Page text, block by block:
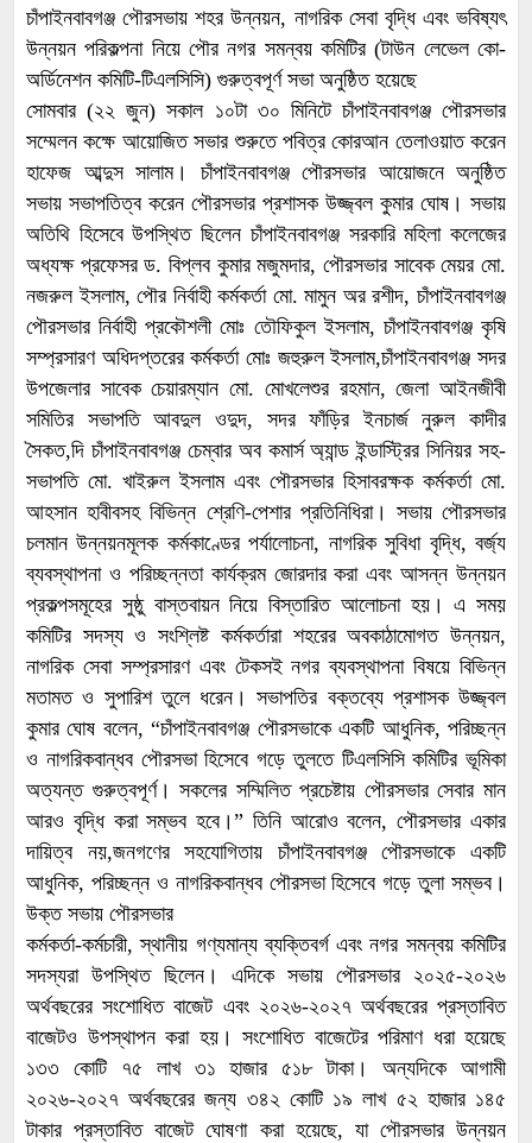
চাঁপাইনবাবগঞ্জ পৌরসভায় শহর উন্নয়ন, নাগরিক সেবা বৃদ্ধি এবং ভবিষ্যৎ
উন্নয়ন পরিকল্পনা নিয়ে পৌর নগর সমন্বয় কমিটির (টাউন লেভেল কো-
অর্ডিনেশন কমিটি-টিএলসিসি) গুরুত্বপূর্ণ সভা অনুষ্ঠিত হয়েছে
সোমবার (২২ জুন) সকাল ১০টা ৩০ মিনিটে চাঁপাইনবাবগঞ্জ পৌরসভার
সম্মেলন কক্ষে আয়োজিত সভার শুরুতে পবিত্র কোরআন তেলাওয়াত করেন
হাফেজ আব্দুস সালাম। চাঁপাইনবাবগঞ্জ পৌরসভার আয়োজনে অনুষ্ঠিত
সভায় সভাপতিত্ব করেন পৌরসভার প্রশাসক উজ্জ্বল কুমার ঘোষ। সভায়
অতিথি হিসেবে উপস্থিত ছিলেন চাঁপাইনবাবগঞ্জ সরকারি মহিলা কলেজের
অধ্যক্ষ প্রফেসর ড. বিপ্লব কুমার মজুমদার, পৌরসভার সাবেক মেয়র মো.
নজরুল ইসলাম, পৌর নির্বাহী কর্মকর্তা মো. মামুন অর রশীদ, চাঁপাইনবাবগঞ্জ
পৌরসভার নির্বাহী প্রকৌশলী মোঃ তৌফিকুল ইসলাম, চাঁপাইনবাবগঞ্জ কৃষি
সম্প্রসারণ অধিদপ্তরের কর্মকর্তা মোঃ জহুরুল ইসলাম,চাঁপাইনবাবগঞ্জ সদর
উপজেলার সাবেক চেয়ারম্যান মো. মোখলেশুর রহমান, জেলা আইনজীবী
সমিতির সভাপতি আবদুল ওদুদ, সদর ফাঁড়ির ইনচার্জ নুরুল কাদীর
সৈকত,দি চাঁপাইনবাবগঞ্জ চেম্বার অব কমার্স অ্যান্ড ইন্ডাস্ট্রির সিনিয়র সহ-
সভাপতি মো. খাইরুল ইসলাম এবং পৌরসভার হিসাবরক্ষক কর্মকর্তা মো.
আহসান হাবীবসহ বিভিন্ন শ্রেণি-পেশার প্রতিনিধিরা। সভায় পৌরসভার
চলমান উন্নয়নমূলক কর্মকাণ্ডের পর্যালোচনা, নাগরিক সুবিধা বৃদ্ধি, বর্জ্য
ব্যবস্থাপনা ও পরিচ্ছন্নতা কার্যক্রম জোরদার করা এবং আসন্ন উন্নয়ন
প্রকল্পসমূহের সুষ্ঠু বাস্তবায়ন নিয়ে বিস্তারিত আলোচনা হয়। এ সময়
কমিটির সদস্য ও সংশ্লিষ্ট কর্মকর্তারা শহরের অবকাঠামোগত উন্নয়ন,
নাগরিক সেবা সম্প্রসারণ এবং টেকসই নগর ব্যবস্থাপনা বিষয়ে বিভিন্ন
মতামত ও সুপারিশ তুলে ধরেন। সভাপতির বক্তব্যে প্রশাসক উজ্জ্বল
কুমার ঘোষ বলেন, “চাঁপাইনবাবগঞ্জ পৌরসভাকে একটি আধুনিক, পরিচ্ছন্ন
ও নাগরিকবান্ধব পৌরসভা হিসেবে গড়ে তুলতে টিএলসিসি কমিটির ভূমিকা
অত্যন্ত গুরুত্বপূর্ণ। সকলের সম্মিলিত প্রচেষ্টায় পৌরসভার সেবার মান
আরও বৃদ্ধি করা সম্ভব হবে।” তিনি আরোও বলেন, পৌরসভার একার
দায়িত্ব নয়,জনগণের সহযোগিতায় চাঁপাইনবাবগঞ্জ পৌরসভাকে একটি
আধুনিক, পরিচ্ছন্ন ও নাগরিকবান্ধব পৌরসভা হিসেবে গড়ে তুলা সম্ভব।
উক্ত সভায় পৌরসভার
কর্মকর্তা-কর্মচারী, স্থানীয় গণ্যমান্য ব্যক্তিবর্গ এবং নগর সমন্বয় কমিটির
সদস্যরা উপস্থিত ছিলেন। এদিকে সভায় পৌরসভার ২০২৫-২০২৬
অর্থবছরের সংশোধিত বাজেট এবং ২০২৬-২০২৭ অর্থবছরের প্রস্তাবিত
বাজেটও উপস্থাপন করা হয়। সংশোধিত বাজেটের পরিমাণ ধরা হয়েছে
১৩৩ কোটি ৭৫ লাখ ৩১ হাজার ৫১৮ টাকা। অন্যদিকে আগামী
২০২৬-২০২৭ অর্থবছরের জন্য ৩৪২ কোটি ১৯ লাখ ৫২ হাজার ১৪৫
টাকার প্রস্তাবিত বাজেট ঘোষণা করা হয়েছে, যা পৌরসভার উন্নয়ন